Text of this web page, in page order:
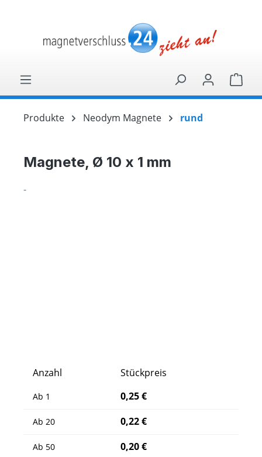
Produkte Neodym Magnete rund
Magnete, Ø 10 x 1 mm
-
Anzahl Stückpreis
Ab 1 0,25 €
Ab 20 0,22 €
Ab 50 0,20 €